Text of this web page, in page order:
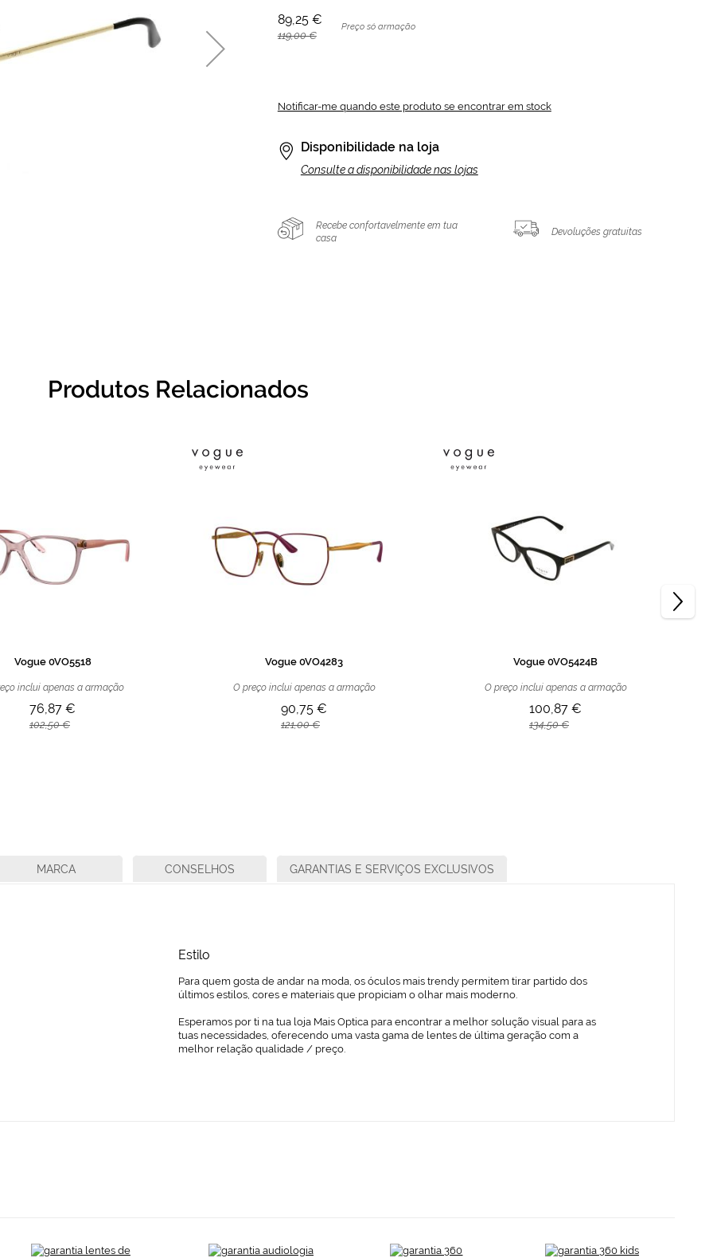
89,25 €
119,00 €
Preço só armação
Notificar-me quando este produto se encontrar em stock
Disponibilidade na loja
Consulte a disponibilidade nas lojas
Recebe confortavelmente em tua
casa
Devoluções gratuitas
Produtos Relacionados
Vogue 0VO5518
inclui apenas a armação
76,87 €
102,50 €
Vogue 0VO4283
O preço inclui apenas a armação
90,75 €
121,00 €
Vogue 0VO5424B
O preço inclui apenas a armação
100,87 €
134,50 €
Estilo
Para quem gosta de andar na moda, os óculos mais trendy permitem tirar partido dos
últimos estilos, cores e materiais que propiciam o olhar mais moderno.
Esperamos por ti na tua loja Mais Optica para encontrar a melhor solução visual para as
tuas necessidades, oferecendo uma vasta gama de lentes de última geração com a
melhor relação qualidade / preço.
MARCA CONSELHOS GARANTIAS E SERVIÇOS EXCLUSIVOS